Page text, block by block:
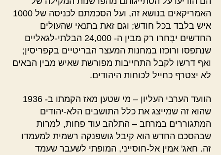
האמריקאים בנושא זה, ועל הסכמתם לכניסה של 1000
איש בלבד בכל חודש; וגם זאת בתנאי שהעולים
החדשים יבָּחרו רק מבין ה- 24,000 הבלתי-לגאליים
שנתפסו ורוכזו במחנות המעצר הבריטיים בקפריסין;
ואף דרשו לקבל התחייבות מפורשת שאיש מבין הבאים
לא יצטרף כחייל לכוחות היהודים.
הוועד הערבי העליון – מי שטען מאז הקמתו ב- 1936
שהוא זה שמייצג את כלל התושבים הלא-יהודים
המתגוררים במרחב – התלהב עוד פחות, למרות
שבהסכם החדש הוא קיבל גושפנקה רשמית למעמדו
זה. חאג' אמין אל-חוסייני, המופתי לשעבר שעמד